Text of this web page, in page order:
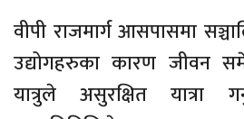
वीपी राजमार्ग आसपासमा
उद्योगहरुका कारण जीवन
यात्रुले असुरक्षित यात्रा